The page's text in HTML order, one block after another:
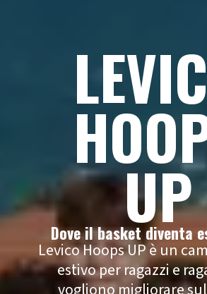
UP
Dove il basket diventa
Levico Hoops UP è un
estivo per ragazzi e